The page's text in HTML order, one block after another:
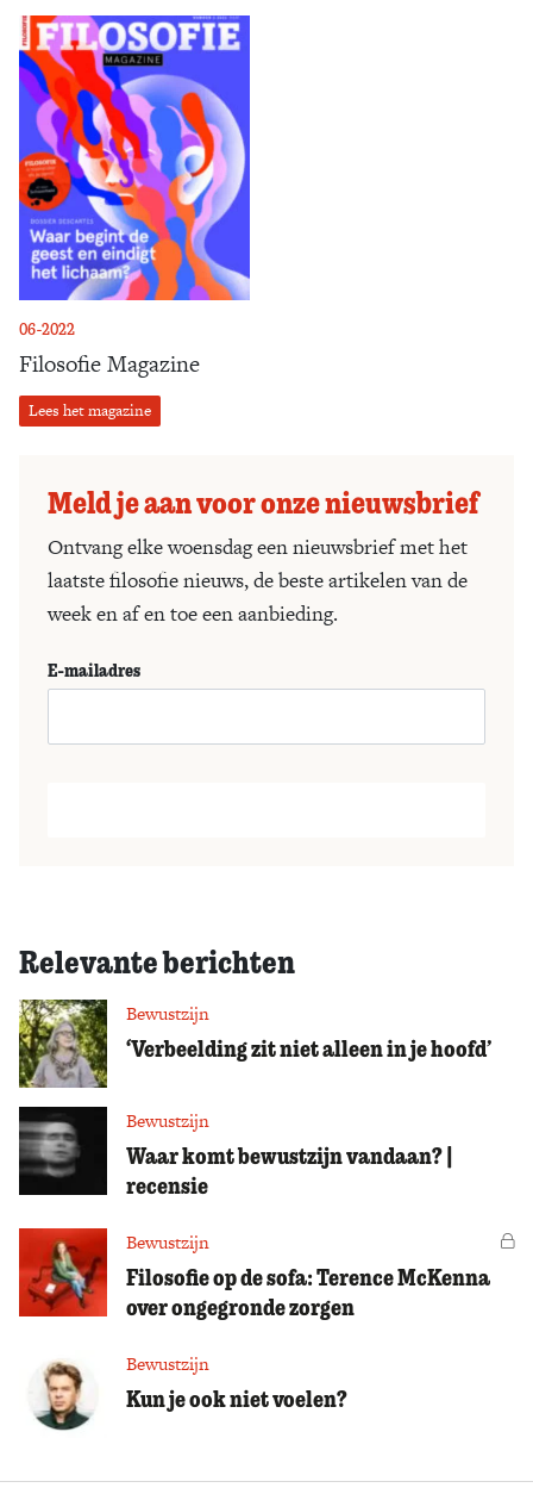
06-2022
Filosofie Magazine
Lees het magazine
Meld je aan voor onze nieuwsbrief
Ontvang elke woensdag een nieuwsbrief met het
laatste filosofie nieuws, de beste artikelen van de
week en af en toe een aanbieding.
E-mailadres
Relevante berichten
Bewustzijn
‘Verbeelding zit niet alleen in je hoofd’
Bewustzijn
Waar komt bewustzijn vandaan? |
recensie
Bewustzijn
Filosofie op de sofa: Terence McKenna
over ongegronde zorgen
Bewustzijn
Kun je ook niet voelen?